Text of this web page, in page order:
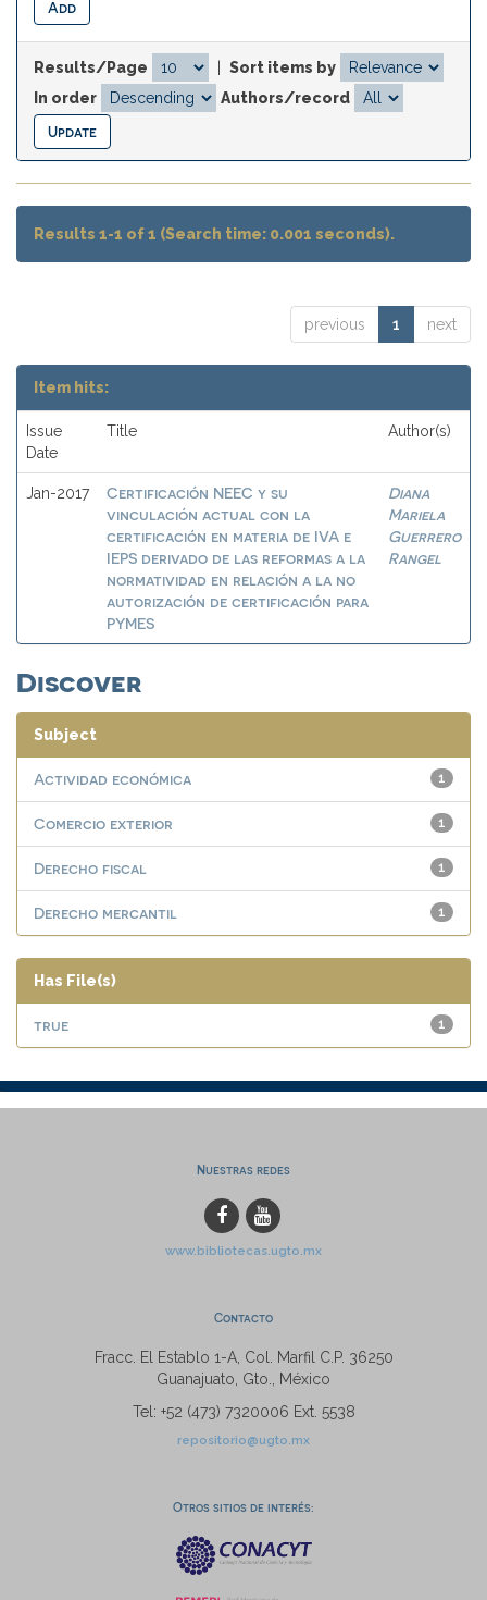
Results/Page
Sort items by
In order
Authors/record
Results 1-1 of 1 (Search time: 0.001 seconds).
previous 1 next
Item hits:
Issue
Date
Title Author(s)
Jan-2017
Certificación NEEC y su
vinculación actual con la
certificación en materia de IVA e
IEPS derivado de las reformas a la
normatividad en relación a la no
autorización de certificación para
PYMES
Diana
Mariela
Guerrero
Rangel
Discover
Subject
1
Actividad económica
1
Comercio exterior
1
Derecho fiscal
1
Derecho mercantil
Has File(s)
1
true
Nuestras redes
www.bibliotecas.ugto.mx
Contacto
Fracc. El Establo 1-A, Col. Marfil C.P. 36250
Guanajuato, Gto., México
Tel: +52 (473) 7320006 Ext. 5538
repositorio@ugto.mx
Otros sitios de interés: